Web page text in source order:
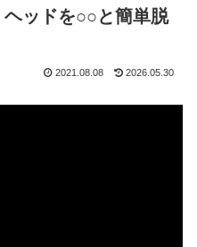
ッドを○○と簡単脱
2021.08.08 2026.05.30